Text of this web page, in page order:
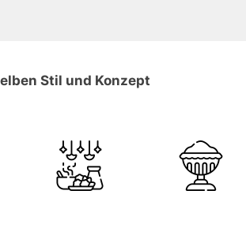
Stil und Konzept